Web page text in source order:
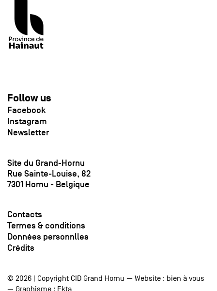
Follow us
Facebook
Instagram
Newsletter
Site du Grand-Hornu
Rue Sainte-Louise, 82
7301 Hornu - Belgique
Contacts
Termes & conditions
Données personnlles
Crédits
© 2026 | Copyright CID Grand Hornu — Website : bien à vous
— Graphisme : Ekta